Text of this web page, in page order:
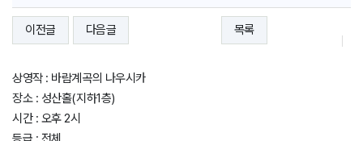
이전글 다음글 목록
상영작 : 바람계곡의 나우시카
장소 : 성산홀(지하1층)
시간 : 오후 2시